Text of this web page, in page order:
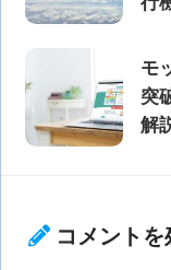
モ
突
解
コメントを